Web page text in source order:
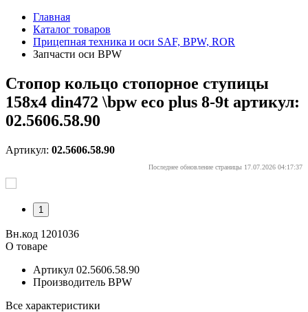
Главная
Каталог товаров
Прицепная техника и оси SAF, BPW, ROR
Запчасти оси BPW
Стопор кольцо стопорное ступицы
158x4 din472 \bpw eco plus 8-9t артикул:
02.5606.58.90
Артикул: 02.5606.58.90
Последнее обновление страницы 17.07.2026 04:17:37
1
Вн.код 1201036
О товаре
Артикул 02.5606.58.90
Производитель BPW
Все характеристики